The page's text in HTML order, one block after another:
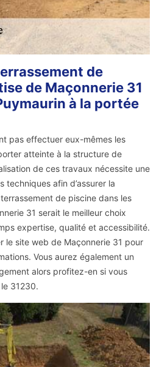
de
de Maçonnerie 31
à la portée
pas effectuer eux-mêmes les
atteinte à la structure de
de ces travaux nécessite une
techniques afin d’assurer la
de piscine dans les
31 serait le meilleur choix
expertise, qualité et accessibilité.
le site web de Maçonnerie 31 pour
Vous aurez également un
alors profitez-en si vous
31230.